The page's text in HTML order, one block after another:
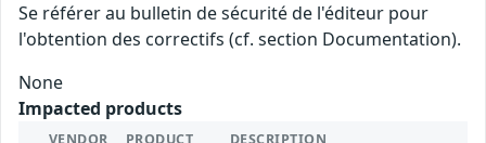
Se référer au bulletin de sécurité de l'éditeur pour
l'obtention des correctifs (cf. section Documentation).
None
Impacted products